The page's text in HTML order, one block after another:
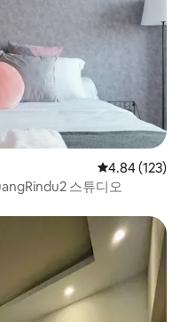
평점 4.84점(5
4.84 (123)
스튜디오